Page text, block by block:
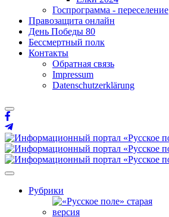
Госпрограмма - переселение
Правозащита онлайн
День Победы 80
Бессмертный полк
Контакты
Обратная связь
Impressum
Datenschutzerklärung
Рубрики